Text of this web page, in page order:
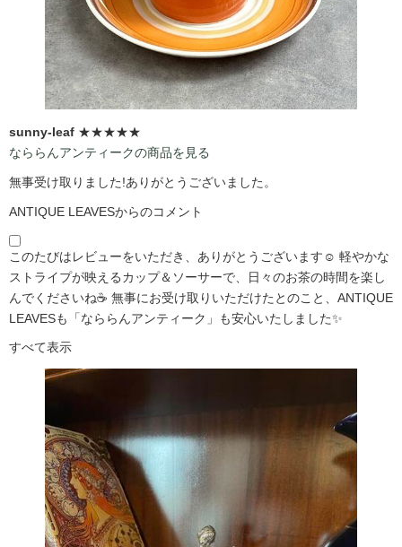
sunny-leaf ★★★★★
なららんアンティークの商品を見る
無事受け取りました!ありがとうございました。
ANTIQUE LEAVESからのコメント
このたびはレビューをいただき、ありがとうございます☺️ 軽やかな
ストライプが映えるカップ＆ソーサーで、日々のお茶の時間を楽し
んでくださいね☕ 無事にお受け取りいただけたとのこと、ANTIQUE
LEAVESも「なららんアンティーク」も安心いたしました✨
すべて表示